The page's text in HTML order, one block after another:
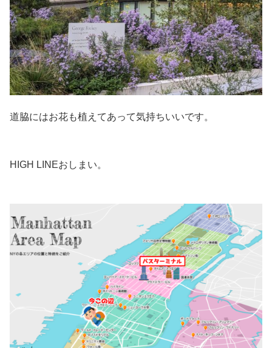
道脇にはお花も植えてあって気持ちいいです。
HIGH LINEおしまい。